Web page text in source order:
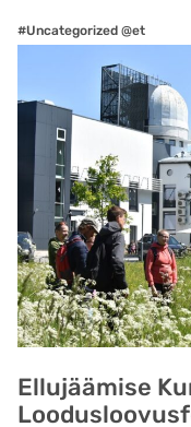
#Uncategorized @et
Ellujäämise